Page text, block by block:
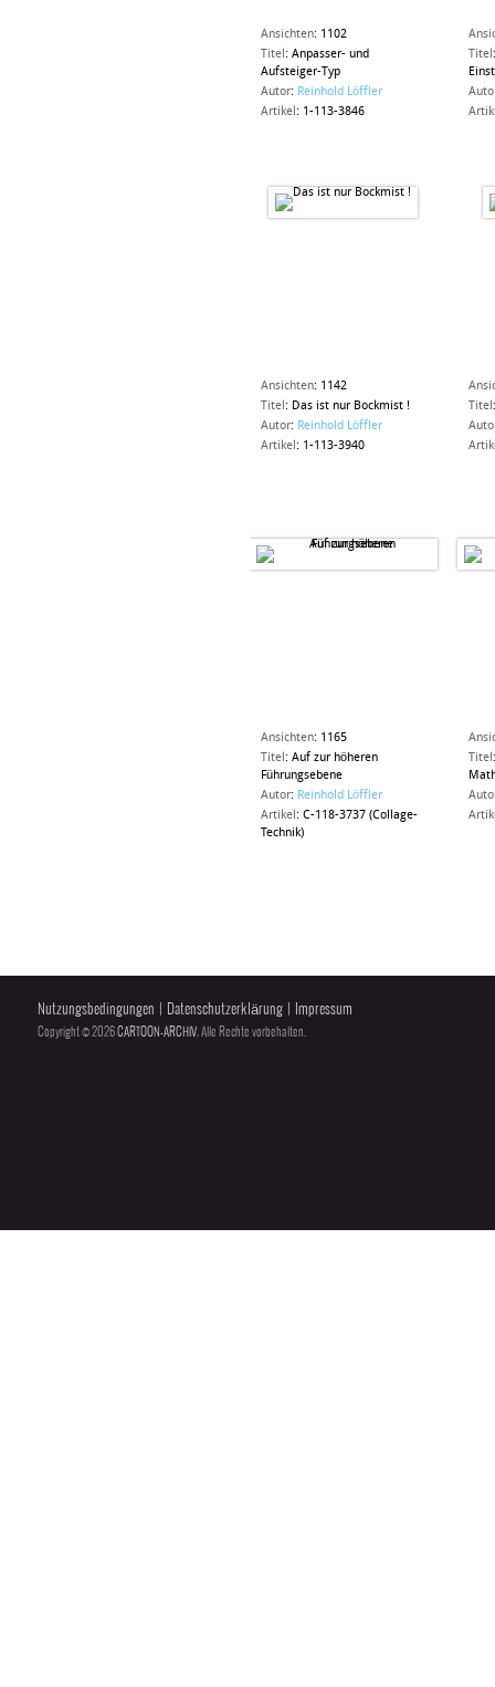
Ansichten: 1102
Titel : Anpasser- und
Aufsteiger-Typ
Autor: Reinhold Löffler
Artikel : 1-113-3846
Titel
Ansichten: 1142
Titel : Das ist nur Bockmist !
Autor: Reinhold Löffler
Artikel : 1-113-3940
Titel
Ansichten: 1165
Titel : Auf zur höheren
Führungsebene
Autor: Reinhold Löffler
Artikel : C-118-3737 (Collage-
Technik)
Titel
Nutzungsbedingungen Datenschutzerklärung Impressum
Copyright © 2026CARTOON-ARCHIV, Alle Rechte vorbehalten.